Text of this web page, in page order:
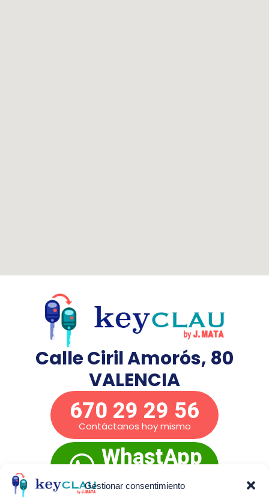
Gestionar consentimiento
Calle Ciril Amorós, 80
VALENCIA
670 29 29 56
Contáctanos hoy mismo
WhastApp
inmediato